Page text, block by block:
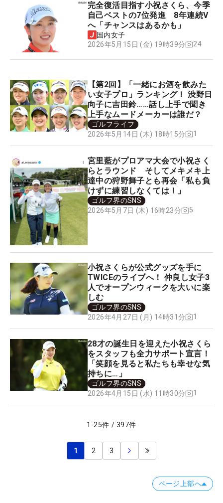
完全復活目指す小祝さくら、今季
自己ベストの7位発進 8年連続V
へ「チャンスはあるかも」
国内女子
2026年5月15日 (金) 19時39分
24
【第2回】「一緒にお酒を飲みた
い女子プロ」ランキング！ 渋野日
向子に吉田鈴……話し上手で聞き
上手なムードメーカーは誰だ？
ゴルフライフ
2026年5月14日 (木) 18時15分
1
宮里藍がプロアマ大会で小祝さく
らとラウンド そしてメキメキ上
達中の狩野舞子とも再会「私も負
けずに練習しなくては！」
ゴルフ界のSNS
2026年5月7日 (木) 16時23分
5
小祝さくらが公式グッズを手に
TWICEのライブへ！ 仲良し女子3
人でオープンウィークを大いに楽
しむ
ゴルフ界のSNS
2026年4月27日 (月) 14時31分
1
28才の誕生日を迎えた小祝さくら
をスタッフも全力サポート宣言！
「笑顔を見ると私たちも幸せな気
持ちに…」
ゴルフ界のSNS
2026年4月15日 (水) 11時30分
1
1 -25件 / 397件
1 2 3
ページ上部へ